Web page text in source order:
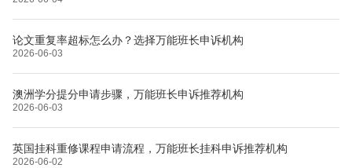
论文重复率超标怎么办？选择万能班长申诉机构
2026-06-03
澳洲学分提分申请步骤，万能班长申诉推荐机构
2026-06-03
英国挂科重修课程申请流程，万能班长挂科申诉推荐机构
2026-06-02